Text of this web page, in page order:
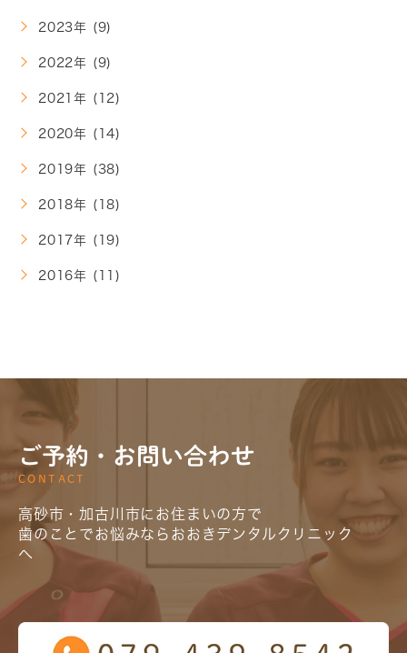
2023年 (9)
2022年 (9)
2021年 (12)
2020年 (14)
2019年 (38)
2018年 (18)
2017年 (19)
2016年 (11)
ご予約・お問い合わせ
CONTACT
高砂市・加古川市にお住まいの方で
歯のことでお悩みならおおきデンタルクリニック
へ